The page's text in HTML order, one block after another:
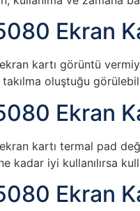
Ekran
kartı görüntü
oluştuğu
Ekran
kartı termal pad
kadar iyi kullanılırsa
Ekran